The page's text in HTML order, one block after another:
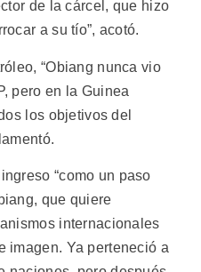
de la cárcel, que hizo
a su tío”, acotó.
“Obiang nunca vio
pero en la Guinea
los objetivos del
“como un paso
que quiere
internacionales
imagen. Ya perteneció a